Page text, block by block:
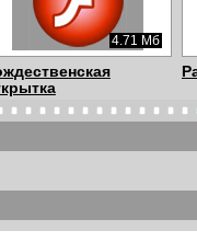
4.71 Мб
6.55 Мб
снегу, летящему с